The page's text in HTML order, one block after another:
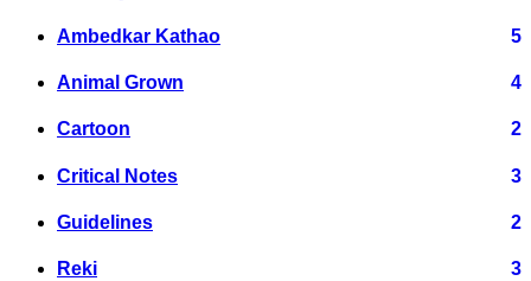
Ambedkar Kathao 5
Animal Grown 4
Cartoon 2
Critical Notes 3
Guidelines 2
Reki 3